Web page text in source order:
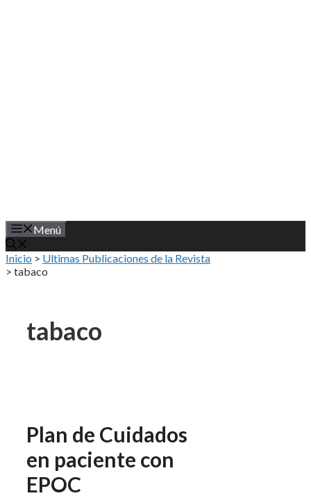
Menú
Inicio > Ultimas Publicaciones de la Revista
> tabaco
tabaco
Plan de Cuidados
en paciente con
EPOC